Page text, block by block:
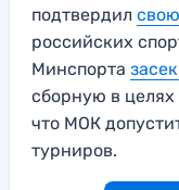
подтвердил
российских
Минспорта
сборную в
что МОК
турниров.